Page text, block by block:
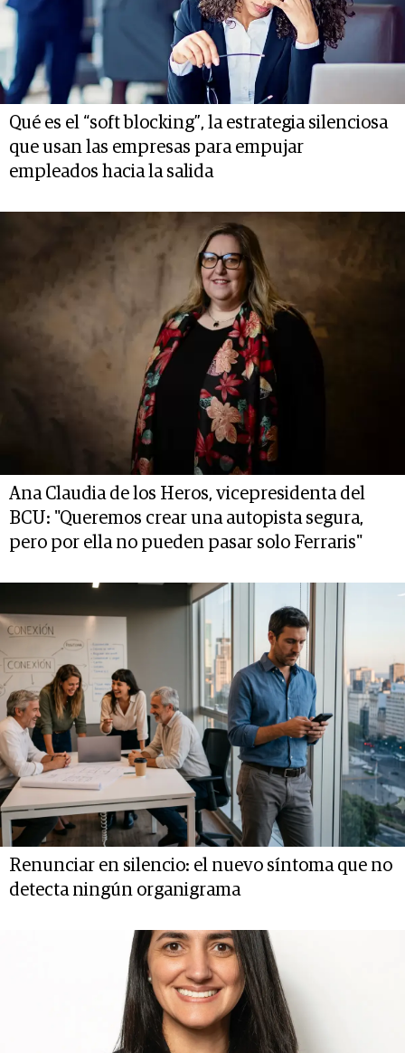
Qué es el “soft blocking”, la estrategia silenciosa
que usan las empresas para empujar
empleados hacia la salida
Ana Claudia de los Heros, vicepresidenta del
BCU: "Queremos crear una autopista segura,
pero por ella no pueden pasar solo Ferraris"
Renunciar en silencio: el nuevo síntoma que no
detecta ningún organigrama